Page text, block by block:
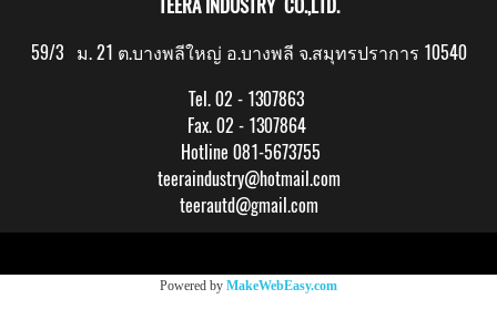
TEERA INDUSTRY CO.,LTD.
59/3 ม. 21 ต.บางพลีใหญ่ อ.บางพลี จ.สมุทรปราการ 10540
Tel. 02 - 1307863
Fax. 02 - 1307864
Hotline 081-5673755
teeraindustry@hotmail.com
teerautd@gmail.com
Powered by MakeWebEasy.com